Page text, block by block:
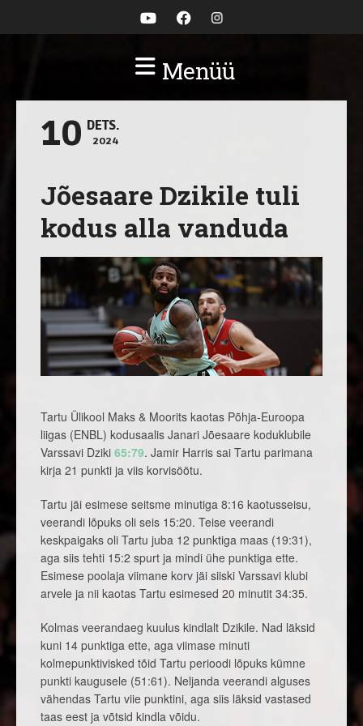
Menüü
10 DETS.
2024
Jõesaare Dzikile tuli
kodus alla vanduda
Tartu Ülikool Maks & Moorits kaotas Põhja-Euroopa
liigas (ENBL) kodusaalis Janari Jõesaare koduklubile
Varssavi Dziki 65:79. Jamir Harris sai Tartu parimana
kirja 21 punkti ja viis korvisöötu.
Tartu jäi esimese seitsme minutiga 8:16 kaotusseisu,
veerandi lõpuks oli seis 15:20. Teise veerandi
keskpaigaks oli Tartu juba 12 punktiga maas (19:31),
aga siis tehti 15:2 spurt ja mindi ühe punktiga ette.
Esimese poolaja viimane korv jäi siiski Varssavi klubi
arvele ja nii kaotas Tartu esimesed 20 minutit 34:35.
Kolmas veerandaeg kuulus kindlalt Dzikile. Nad läksid
kuni 14 punktiga ette, aga viimase minuti
kolmepunktivisked tõid Tartu perioodi lõpuks kümne
punkti kaugusele (51:61). Neljanda veerandi alguses
vähendas Tartu viie punktini, aga siis läksid vastased
taas eest ja võtsid kindla võidu.